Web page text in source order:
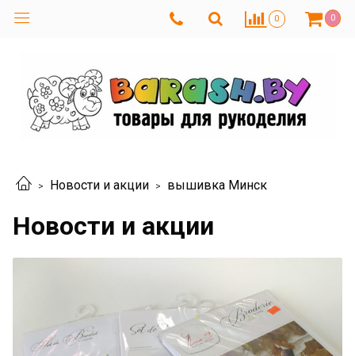
0 0
Новости и акции вышивка Минск
Новости и акции